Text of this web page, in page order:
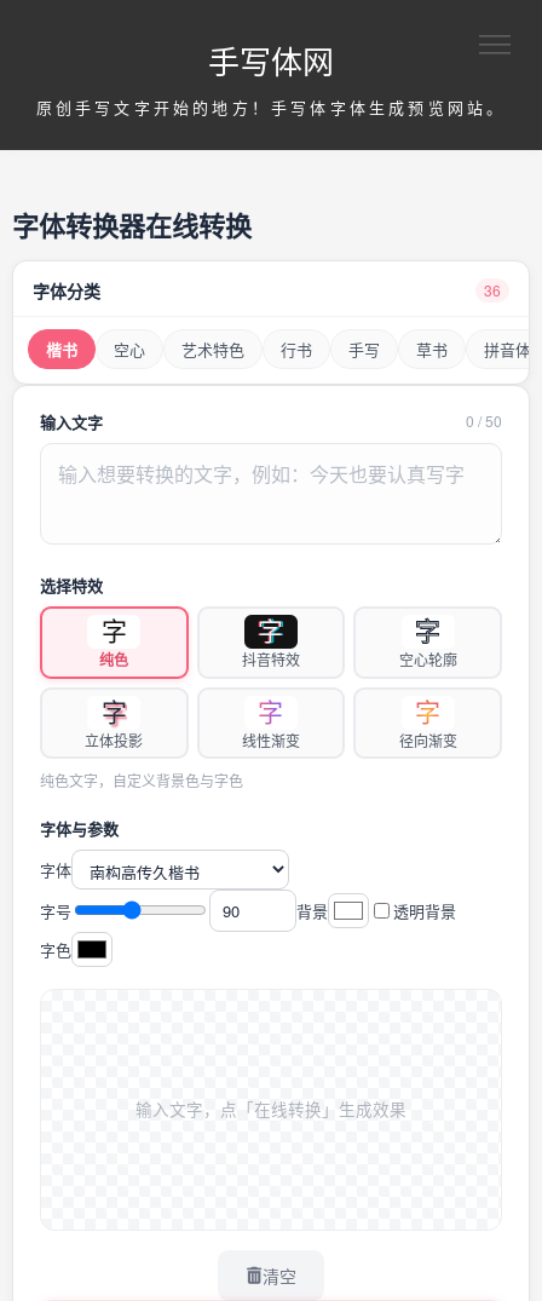
手写体网
原创手写文字开始的地方！手写体字体生成预览网站。
字体转换器在线转换
字体分类 36
楷书 空心 艺术特色 行书 手写 草书 拼音体
输入文字 0 /50
选择特效
字
纯色
字
抖音特效
字
空心轮廓
字
立体投影
字
线性渐变
字
径向渐变
纯色文字，自定义背景色与字色
字体与参数
字体
字号
背景
透明背景
字色
输入文字，点「在线转换」生成效果
清空